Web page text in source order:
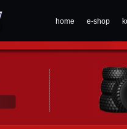
home e-shop